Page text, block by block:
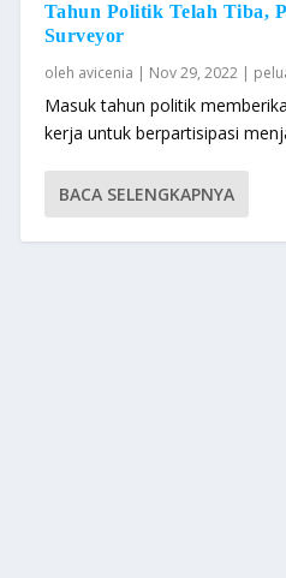
Tahun Politik Telah Tiba,
Surveyor
oleh avicenia | Nov 29, 2022|
Masuk tahun politik
kerja untuk berpartisipasi
BACA SELENGKAPNYA